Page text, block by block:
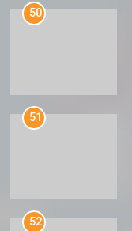
50
51
52